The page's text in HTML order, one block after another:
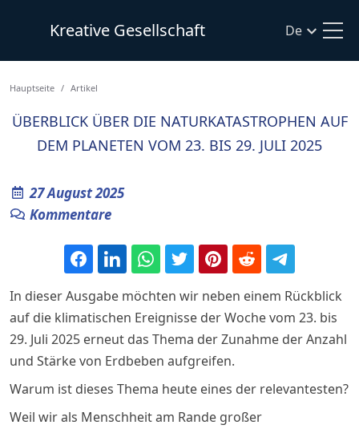
Kreative Gesellschaft De
Hauptseite Artikel
ÜBERBLICK ÜBER DIE NATURKATASTROPHEN AUF
DEM PLANETEN VOM 23. BIS 29. JULI 2025
27 August 2025
Kommentare
In dieser Ausgabe möchten wir neben einem Rückblick
auf die klimatischen Ereignisse der Woche vom 23. bis
29. Juli 2025 erneut das Thema der Zunahme der Anzahl
und Stärke von Erdbeben aufgreifen.
Warum ist dieses Thema heute eines der relevantesten?
Weil wir als Menschheit am Rande großer